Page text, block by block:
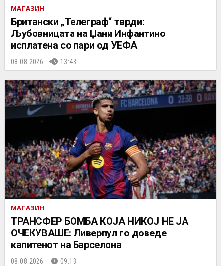
МАГАЗИН
Британски „Телеграф“ тврди:
Љубовницата на Џани Инфантино
исплатена со пари од УЕФА
08.08.2026. 13:43
МАГАЗИН
ТРАНСФЕР БОМБА КОЈА НИКОЈ НЕ ЈА
ОЧЕКУВАШЕ: Ливерпул го доведе
капитенот на Барселона
08.08.2026. 09:13